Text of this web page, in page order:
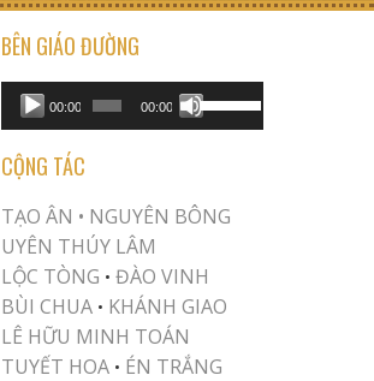
BÊN GIÁO ĐƯỜNG
Audio
Player
00:00 00:00
USE UP/DOWN ARROW KEYS TO INCREASE OR DECREASE VOLUME.
CỘNG TÁC
TẠO ÂN • NGUYÊN BÔNG
UYÊN THÚY LÂM
LỘC TÒNG •ĐÀO VINH
BÙI CHUA • KHÁNH GIAO
LÊ HỮU MINH TOÁN
TUYẾT HOA • ÉN TRẮNG